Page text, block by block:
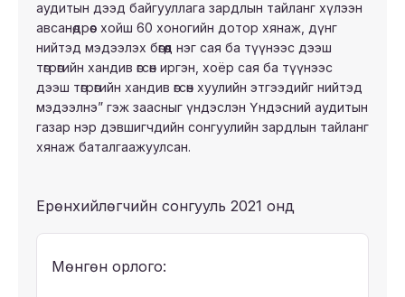
аудитын дээд байгууллага зардлын тайланг хүлээн
авсанөдрөөс хойш 60 хоногийн дотор хянаж, дүнг
нийтэд мэдээлэх бөгөөд нэг сая ба түүнээс дээш
төгрөгийн хандив өгсөн иргэн, хоёр сая ба түүнээс
дээш төгрөгийн хандив өгсөн хуулийн этгээдийг нийтэд
мэдээлнэ” гэж заасныг үндэслэн Үндэсний аудитын
газар нэр дэвшигчдийн сонгуулийн зардлын тайланг
хянаж баталгаажуулсан.
Ерөнхийлөгчийн сонгууль 2021 онд
Мөнгөн орлого: